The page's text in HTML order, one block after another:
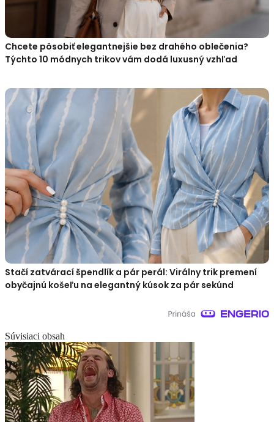
Chcete pôsobiť elegantnejšie bez drahého oblečenia?
Týchto 10 módnych trikov vám dodá luxusný vzhľad
Stačí zatvárací špendlík a pár perál: Virálny trik premení
obyčajnú košeľu na elegantný kúsok za pár sekúnd
Súvisiaci obsah